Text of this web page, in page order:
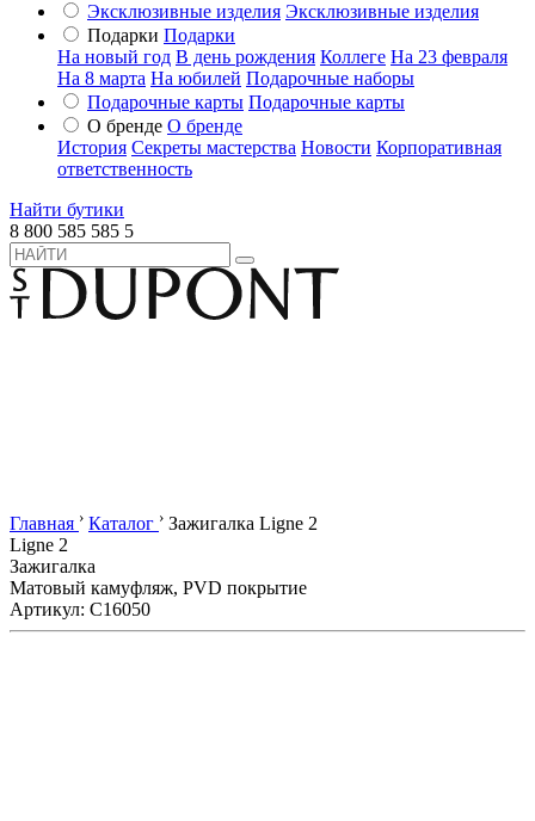
Эксклюзивные изделия Эксклюзивные изделия
Подарки Подарки
На новый год В день рождения Коллеге На 23 февраля
На 8 марта На юбилей Подарочные наборы
Подарочные карты Подарочные карты
О бренде О бренде
История Секреты мастерства Новости Корпоративная
ответственность
Найти бутики
8 800 585 585 5
Главная › Каталог › Зажигалка Ligne 2
Ligne 2
Зажигалка
Матовый камуфляж, PVD покрытие
Артикул: C16050